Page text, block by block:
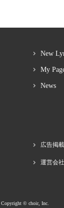
New
My
News
広告掲載
運営会
Copyright © choir, Inc.